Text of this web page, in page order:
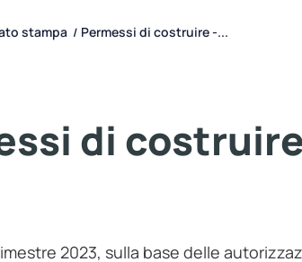
stampa / Permessi di costruire -...
di
2023, sulla base delle